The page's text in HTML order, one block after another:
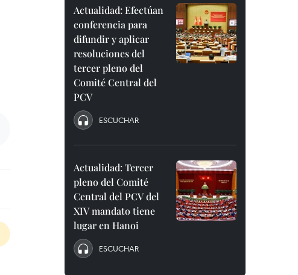
Actualidad: Efectúan
conferencia para
difundir y aplicar
resoluciones del
tercer pleno del
Comité Central del
PCV
ESCUCHAR
Actualidad: Tercer
pleno del Comité
Central del PCV del
XIV mandato tiene
lugar en Hanoi
ESCUCHAR